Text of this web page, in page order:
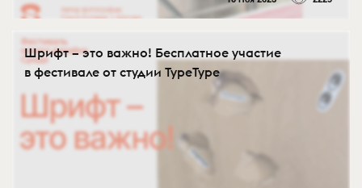
Шрифт – это важно! Бесплатное участие
в фестивале от студии TypeType